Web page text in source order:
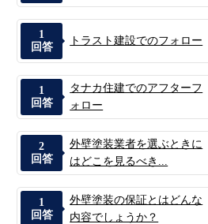
1
回答
トラスト建設でのフォロー
1
回答
タナカ住建でのアフターフ
ォロー
2
回答
外壁塗装業者を選ぶときに
はどこを見るべき...
1
回答
外壁塗装の保証とはどんな
内容でしょうか？